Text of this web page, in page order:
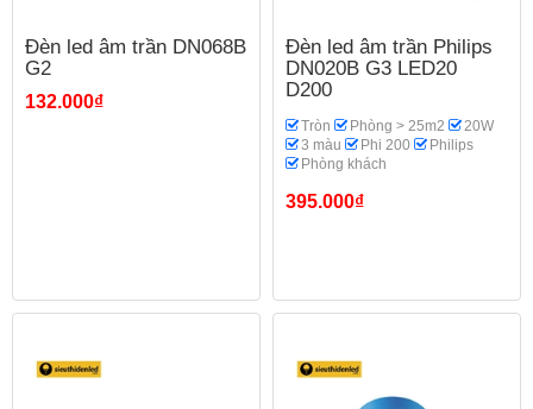
Đèn led âm trần DN068B
G2
132.000₫
Đèn led âm trần Philips
DN020B G3 LED20
D200
Tròn Phòng > 25m2
20W
3 màu
Phi 200
Philips
Phòng khách
395.000₫